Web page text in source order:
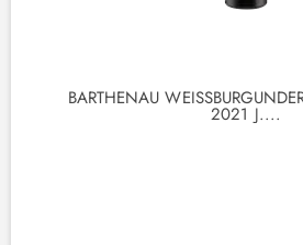
BARTHENAU
021 J....